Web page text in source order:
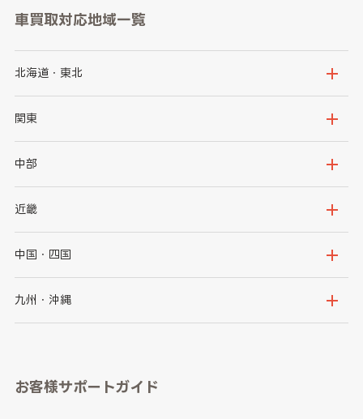
車買取対応地域一覧
北海道・東北
北海道
岩手県
秋田県
関東
茨城県
群馬県
千葉県
神奈川県
中部
新潟県
石川県
山梨県
愛知県
近畿
大阪府
京都府
和歌山県
中国・四国
鳥取県
山口県
九州・沖縄
長崎県
お客様サポートガイド